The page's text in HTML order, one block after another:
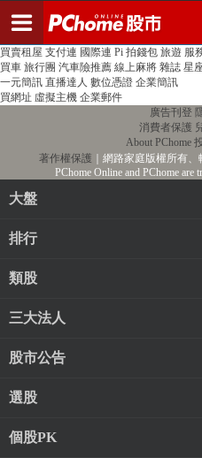
PChome首頁 線上購物 24h購物 書店
買賣租屋 支付連 國際連 Pi 拍錢包 旅遊 服
買車 旅行團 汽車險推薦 線上麻將 雜誌 星
一元簡訊 直播達人 數位憑證 企業簡訊
買網址 虛擬主機 企業郵件
廣告刊登
消費者保護
About PChome
著作權保護 ｜網路家庭版權所有
PChome Online and PChome are
大盤
排行
類股
三大法人
股市公告
選股
個股PK